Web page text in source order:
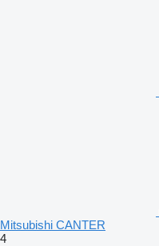
Mitsubishi CANTER
4